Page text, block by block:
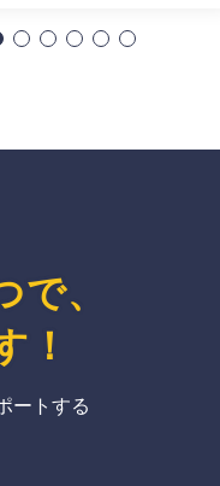
で、
！
ートする